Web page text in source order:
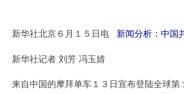
新华社北京６月１５日电 新闻分析：中国
新华社记者 刘芳 冯玉婧
来自中国的摩拜单车１３日宣布登陆全球